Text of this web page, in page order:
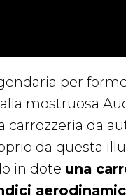
per
mostruosa
carrozzeria da
da questa
in dote una